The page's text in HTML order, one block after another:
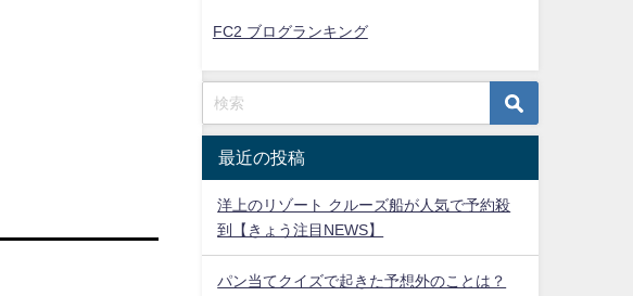
FC2 ブログランキング
最近の投稿
洋上のリゾート クルーズ船が人気で予約殺
到【きょう注目NEWS】
パン当てクイズで起きた予想外のことは？